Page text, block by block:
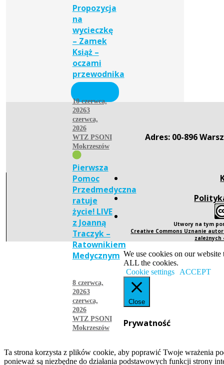
Propozycja
na
wycieczkę
– Zamek
Książ –
oczami
przewodnika
10 czerwca,
20263
czerwca,
2026
WTZ PSONI
Mokrzeszów
Pierwsza
Pomoc
Przedmedyczna
ratuje
życie! LIVE
z Joanną
Traczyk –
Ratownikiem
Medycznym
8 czerwca,
20263
czerwca,
2026
WTZ PSONI
Mokrzeszów
Adres: 00-896
Utwory na tym
Creative Commons Uznanie
zależnych
We use cookies on our
ALL the cookies.
Cookie settings
ACCEPT
Close
Prywatność
Ta strona korzysta z plików cookie, aby poprawić Twoje wrażenia
ponieważ są niezbędne do działania podstawowych funkcji strony